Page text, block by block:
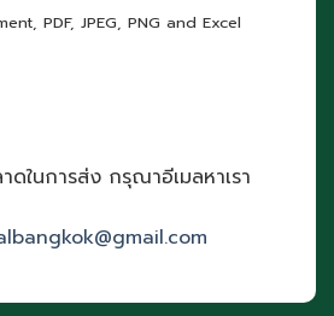
PDF, JPEG, PNG and Excel
ในการส่ง กรุณาอีเมลหาเรา